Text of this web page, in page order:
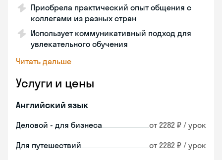
Приобрела практический опыт общения с
коллегами из разных стран
Использует коммуникативный подход для
увлекательного обучения
Читать дальше
Услуги и цены
Английский язык
Деловой - для бизнеса от 2282 ₽ / урок
Для путешествий от 2282 ₽ / урок